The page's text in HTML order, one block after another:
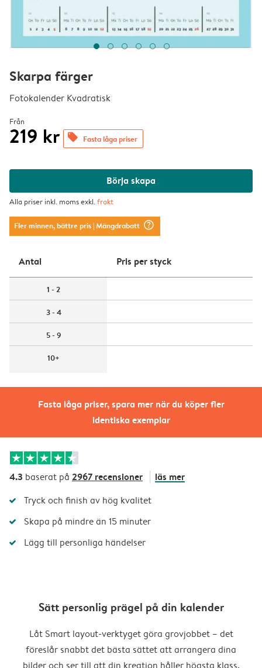
Fasta låga priser, spara mer när du köper fler
identiska exemplar
Skarpa färger
Fotokalender Kvadratisk
Från
219 kr offers Fasta låga priser
Börja skapa
Alla priser inkl. moms exkl.frakt
Fler minnen, bättre pris| Mängdrabatt question_mark_circle
Antal Pris per styck
1 - 2
3 - 4
5 - 9
10+
4.3 baserat på 2967 recensioner läs mer
Tryck och finish av hög kvalitet
Skapa på mindre än 15 minuter
Lägg till personliga händelser
Sätt personlig prägel på din kalender
Låt Smart layout-verktyget göra grovjobbet – det
föreslår snabbt det bästa sättet att arrangera dina
bilder och ser till att din kreation håller högsta klass.